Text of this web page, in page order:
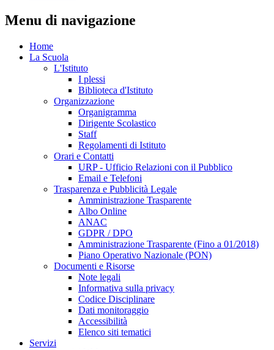
Menu di navigazione
Home
La Scuola
L'Istituto
I plessi
Biblioteca d'Istituto
Organizzazione
Organigramma
Dirigente Scolastico
Staff
Regolamenti di Istituto
Orari e Contatti
URP - Ufficio Relazioni con il Pubblico
Email e Telefoni
Trasparenza e Pubblicità Legale
Amministrazione Trasparente
Albo Online
ANAC
GDPR / DPO
Amministrazione Trasparente (Fino a 01/2018)
Piano Operativo Nazionale (PON)
Documenti e Risorse
Note legali
Informativa sulla privacy
Codice Disciplinare
Dati monitoraggio
Accessibilità
Elenco siti tematici
Servizi